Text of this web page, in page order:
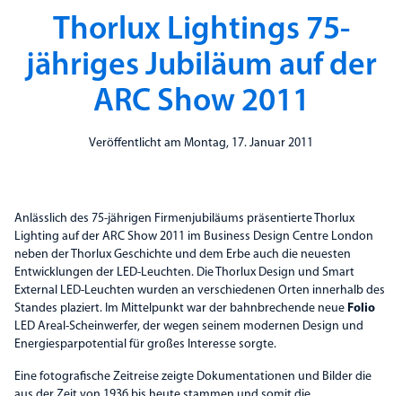
Thorlux Lightings 75-
jähriges Jubiläum auf der
ARC Show 2011
Veröffentlicht am Montag, 17. Januar 2011
Anlässlich des 75-jährigen Firmenjubiläums präsentierte Thorlux
Lighting auf der ARC Show 2011 im Business Design Centre London
neben der Thorlux Geschichte und dem Erbe auch die neuesten
Entwicklungen der LED-Leuchten. Die Thorlux Design und Smart
External LED-Leuchten wurden an verschiedenen Orten innerhalb des
Standes plaziert. Im Mittelpunkt war der bahnbrechende neue Folio
LED Areal-Scheinwerfer, der wegen seinem modernen Design und
Energiesparpotential für großes Interesse sorgte.
Eine fotografische Zeitreise zeigte Dokumentationen und Bilder die